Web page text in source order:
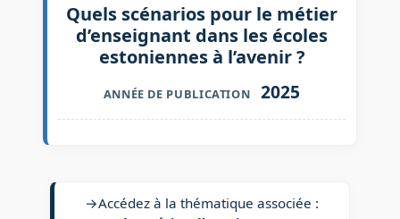
Quels scénarios pour le métier
d’enseignant dans les écoles
estoniennes à l’avenir ?
ANNÉE DE PUBLICATION 2025
→Accédez à la thématique associée :